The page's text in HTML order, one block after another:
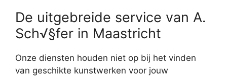
De uitgebreide service van A.
Sch√§fer in Maastricht
Onze diensten houden niet op bij het vinden
van geschikte kunstwerken voor jouw